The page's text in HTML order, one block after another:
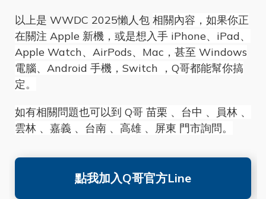
以上是 WWDC 2025懶人包 相關內容，如果你正
在關注 Apple 新機，或是想入手 iPhone、iPad、
Apple Watch、AirPods、Mac，甚至 Windows
電腦、Android 手機，Switch ，Q哥都能幫你搞
定。
如有相關問題也可以到 Q哥 苗栗 、台中 、員林 、
雲林 、嘉義 、台南 、高雄 、屏東 門市詢問。
點我加入Q哥官方Line